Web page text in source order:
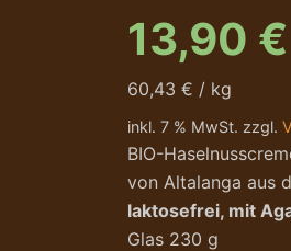
13,90 €
60,43 € / kg
inkl. 7 % MwSt. zzgl.
BIO-
von Altalanga aus
laktosefrei, mit
Glas 230 g
65%
BIO-
Menge